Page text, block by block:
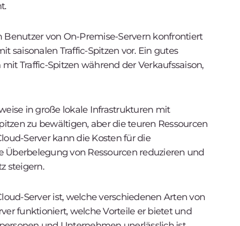
von On-Premise-Servern konfrontiert
saisonalen Traffic-Spitzen vor. Ein gutes
Traffic-Spitzen während der Verkaufssaison,
in große lokale Infrastrukturen mit
zu bewältigen, aber die teuren Ressourcen
Server kann die Kosten für die
von Ressourcen reduzieren und
steigern.
Server ist, welche verschiedenen Arten von
funktioniert, welche Vorteile er bietet und